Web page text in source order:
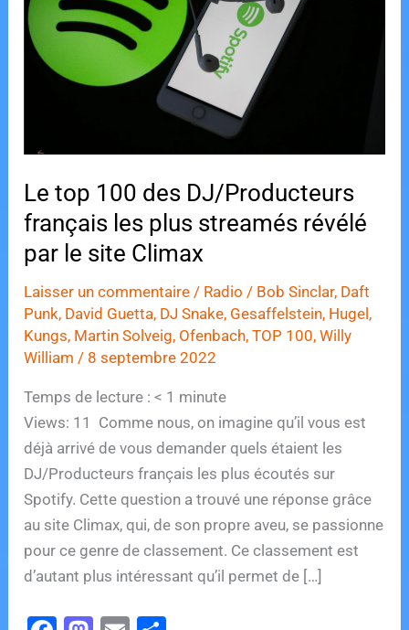
Le top 100 des DJ/Producteurs
français les plus streamés révélé
par le site Climax
Laisser un commentaire / Radio / Bob Sinclar, Daft
Punk, David Guetta, DJ Snake, Gesaffelstein, Hugel,
Kungs, Martin Solveig, Ofenbach,TOP 100,Willy
William / 8 septembre 2022
Temps de lecture :< 1 minute
Views: 11 Comme nous, on imagine qu’il vous est
déjà arrivé de vous demander quels étaient les
DJ/Producteurs français les plus écoutés sur
Spotify. Cette question a trouvé une réponse grâce
au site Climax, qui, de son propre aveu, se passionne
pour ce genre de classement. Ce classement est
d’autant plus intéressant qu’il permet de […]